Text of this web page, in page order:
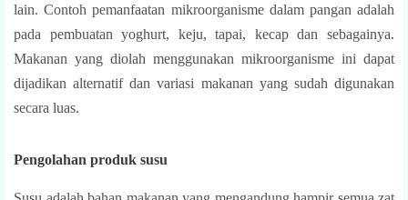
lain. Contoh pemanfaatan mikroorganisme dalam pangan adalah
pada pembuatan yoghurt, keju, tapai, kecap dan sebagainya.
Makanan yang diolah menggunakan mikroorganisme ini dapat
dijadikan alternatif dan variasi makanan yang sudah digunakan
secara luas.
Pengolahan produk susu